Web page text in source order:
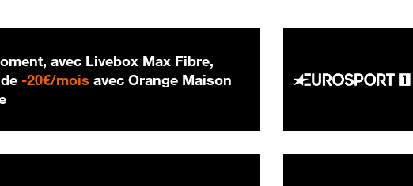
avec Livebox Max Fibre,
-20€/mois 20 € par mois
avec Orange Maison